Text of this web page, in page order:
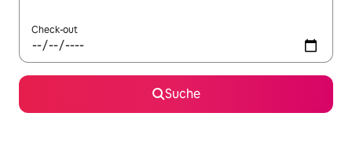
Check-out
Suche